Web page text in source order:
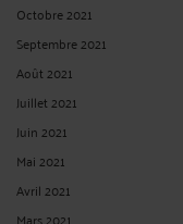
Octobre 2021
Septembre 2021
Août 2021
Juillet 2021
Juin 2021
Mai 2021
Avril 2021
Mars 2021